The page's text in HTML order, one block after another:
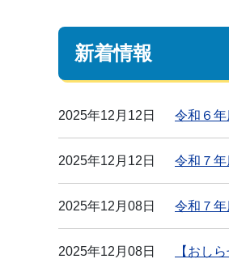
新着情報
2025年12月12日 令和６
2025年12月12日 令和７
2025年12月08日 令和７
2025年12月08日 【おし